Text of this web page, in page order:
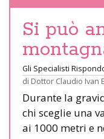
Si può
Gli Specialisti
di Dottor Claudio Ivan
Durante la
chi sceglie una
ai 1000 metri e